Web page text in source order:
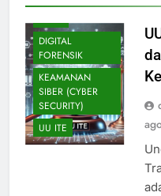
DIGITAL
FORENSIK
KEAMANAN
SIBER (CYBER
SECURITY)
UU ITE